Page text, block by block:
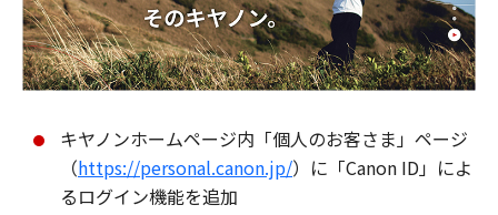
キヤノンホームページ内「個人のお客さま」ページ
（https://personal.canon.jp/）に「Canon ID」によ
るログイン機能を追加